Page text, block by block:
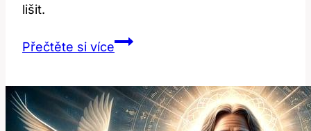
lišit.
Přečtěte si víceOperace
Cena
za